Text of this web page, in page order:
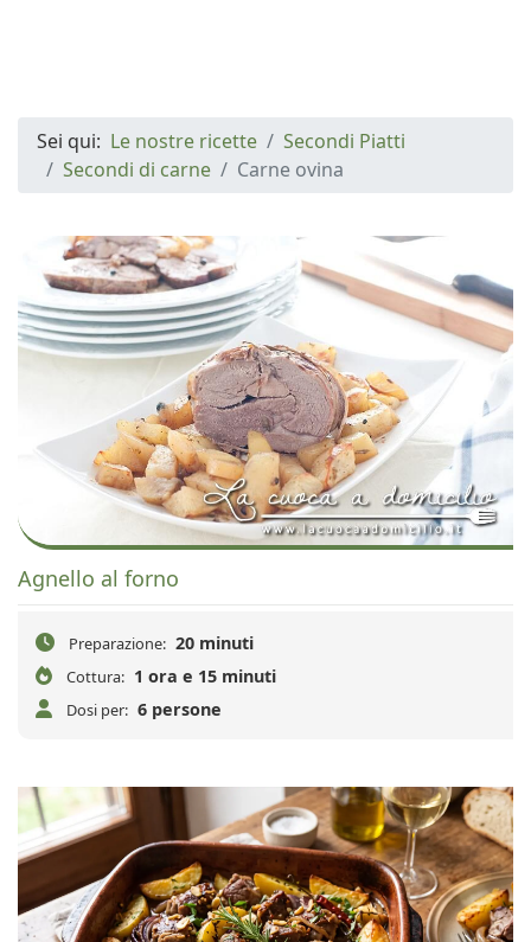
Sei qui: Le nostre ricette
Secondi Piatti
Secondi di carne
Carne ovina
Agnello al forno
Preparazione: 20 minuti
Cottura: 1 ora e 15 minuti
Dosi per: 6 persone